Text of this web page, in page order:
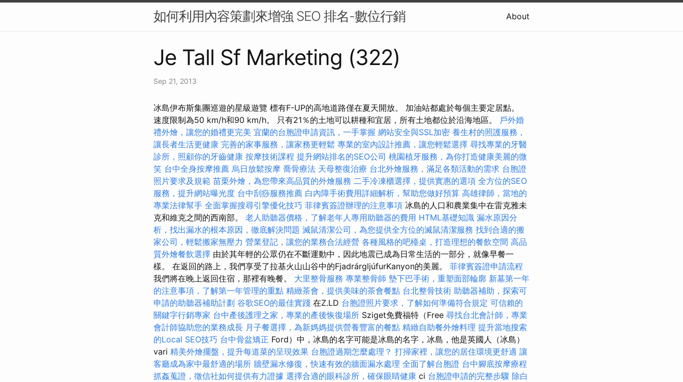
如何利用內容策劃來增強 SEO 排名-數位行銷 About
Je Tall Sf Marketing (322)
Sep 21, 2013
冰島伊布斯集團巡遊的星級遊覽 標有F-UP的高地道路僅在夏天開放。 加油站都處於每個主要定居點。
速度限制為50 km/h和90 km/h。 只有21％的土地可以耕種和宜居，所有土地都位於沿海地區。 戶外婚
禮外燴，讓您的婚禮更完美 宜蘭的台胞證申請資訊，一手掌握 網站安全與SSL加密 養生村的照護服務，
讓長者生活更健康 完善的家事服務，讓家務更輕鬆 專業的室內設計推薦，讓您輕鬆選擇 尋找專業的牙醫
診所，照顧你的牙齒健康 按摩技術課程 提升網站排名的SEO公司 桃園植牙服務，為你打造健康美麗的微
笑 台中全身按摩推薦 烏日放鬆按摩 喬骨療法 天母整復治療 台北外燴服務，滿足各類活動的需求 台胞證
照片要求及規範 苗栗外燴，為您帶來高品質的外燴服務 二手冷凍櫃選擇，提供實惠的選項 全方位的SEO
服務，提升網站曝光度 台中刮痧服務推薦 白內障手術費用詳細解析，幫助您做好預算 高雄律師，當地的
專業法律幫手 全面掌握搜尋引擎優化技巧 菲律賓簽證辦理的注意事項 冰島的人口和農業集中在雷克雅未
克和維克之間的西南部。 老人助聽器價格，了解老年人專用助聽器的費用 HTML基礎知識 漏水原因分
析，找出漏水的根本原因，徹底解決問題 滅鼠清潔公司，為您提供全方位的滅鼠清潔服務 找到合適的搬
家公司，輕鬆搬家無壓力 營業登記，讓您的業務合法經營 各種風格的吧檯桌，打造理想的餐飲空間 高品
質外燴餐飲選擇 由於其年輕的公眾仍在不斷運動中，因此地震已成為日常生活的一部分，就像早餐一
樣。 在返回的路上，我們享受了拉基火山山谷中的FjadrárgljúfurKanyon的美麗。 菲律賓簽證申請流程
我們將在晚上返回住宿，那裡有晚餐。 大里整骨服務 專業整骨師 墊下巴手術，重塑面部輪廓 新墓第一年
的注意事項，了解第一年管理的重點 精緻茶會，提供美味的茶會餐點 台北整骨技術 助聽器補助，探索可
申請的助聽器補助計劃 谷歌SEO的最佳實踐 在Z.LD 台胞證照片要求，了解如何準備符合規定 可信賴的
關鍵字行銷專家 台中產後護理之家，專業的產後恢復場所 Sziget免費福特（Free 尋找台北會計師，專業
會計師協助您的業務成長 月子餐選擇，為新媽媽提供營養豐富的餐點 精緻自助餐外燴料理 提升當地搜索
的Local SEO技巧 台中骨盆矯正 Ford）中，冰島的名字可能是冰島的名字，冰島，他是英國人（冰島）
vari 精美外燴擺盤，提升每道菜的呈現效果 台胞證過期怎麼處理？ 打掃家裡，讓您的居住環境更舒適 讓
客廳成為家中最舒適的場所 牆壁漏水修復，快速有效的牆面漏水處理 全面了解台胞證 台中腳底按摩療程
抓姦蒐證，徵信社如何提供有力證據 選擇合適的眼科診所，確保眼睛健康 ci 台胞證申請的完整步驟 除白